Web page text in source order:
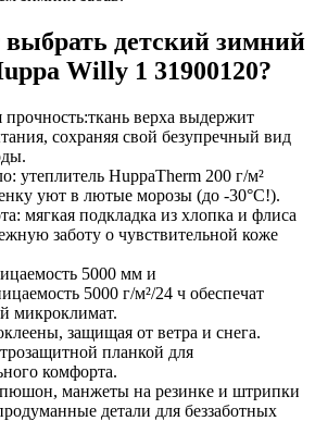
детский зимний
Willy 1 31900120?
прочность:ткань верха выдержит
сохраняя свой безупречный вид
утеплитель HuppaTherm 200 г/м²
уют в лютые морозы (до -30°C!).
мягкая подкладка из хлопка и флиса
заботу о чувствительной коже
5000 мм и
5000 г/м²/24 ч обеспечат
микроклимат.
защищая от ветра и снега.
планкой для
комфорта.
манжеты на резинке и штрипки
детали для беззаботных